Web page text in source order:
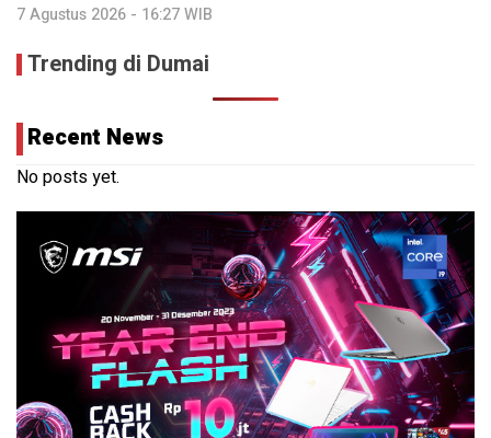
7 Agustus 2026 - 16:27 WIB
Trending di Dumai
Recent News
No posts yet.